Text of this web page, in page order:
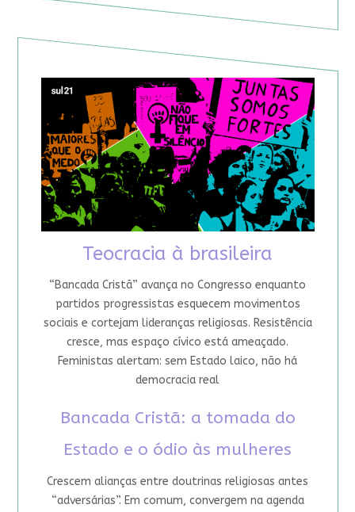
Teocracia à brasileira
“Bancada Cristã” avança no Congresso enquanto
partidos progressistas esquecem movimentos
sociais e cortejam lideranças religiosas. Resistência
cresce, mas espaço cívico está ameaçado.
Feministas alertam: sem Estado laico, não há
democracia real
Bancada Cristã: a tomada do
Estado e o ódio às mulheres
Crescem alianças entre doutrinas religiosas antes
“adversárias”. Em comum, convergem na agenda